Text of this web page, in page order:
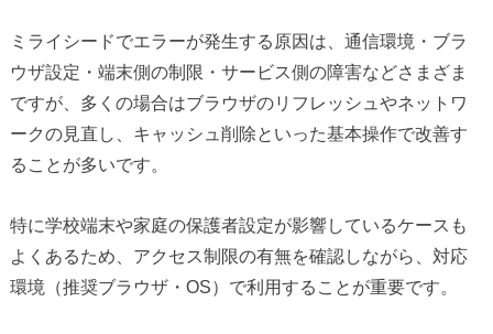
ミライシードでエラーが発生する原因は、通信環境・ブラ
ウザ設定・端末側の制限・サービス側の障害などさまざま
ですが、多くの場合はブラウザのリフレッシュやネットワ
ークの見直し、キャッシュ削除といった基本操作で改善す
ることが多いです。
特に学校端末や家庭の保護者設定が影響しているケースも
よくあるため、アクセス制限の有無を確認しながら、対応
環境（推奨ブラウザ・OS）で利用することが重要です。